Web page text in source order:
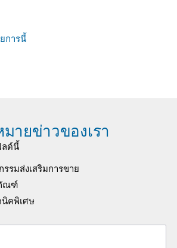
การนี้
ายข่าวของเรา
ลด์นี้
รมส่งเสริมการขาย
ณฑ์
นิคพิเศษ